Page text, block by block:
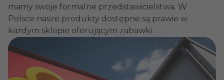
mamy swoje formalne przedstawicielstwa. W
Polsce nasze produkty dostępne są prawie w
każdym sklepie oferującym zabawki.